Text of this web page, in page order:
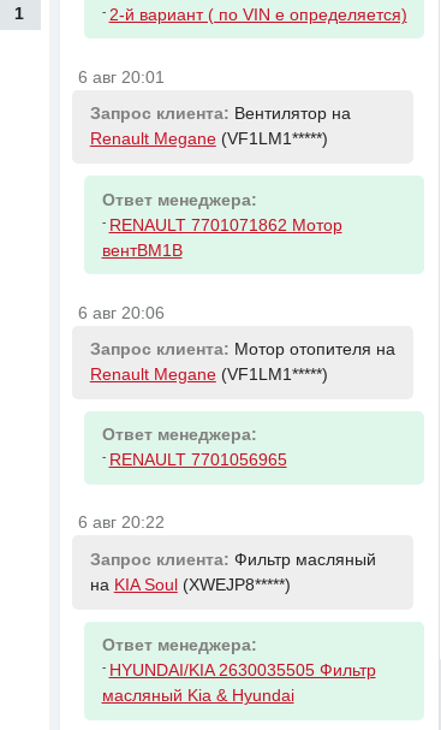
1 - 2-й вариант ( по VIN е определяется)
6 авг 20:01
Запрос клиента: Вентилятор на
Renault Megane(VF1LM1*****)
Ответ менеджера:
- RENAULT 7701071862 Мотор
вентBM1B
6 авг 20:06
Запрос клиента: Мотор отопителя на
Renault Megane(VF1LM1*****)
Ответ менеджера:
- RENAULT 7701056965
6 авг 20:22
Запрос клиента: Фильтр масляный
на KIA Soul (XWEJP8*****)
Ответ менеджера:
- HYUNDAI/KIA 2630035505 Фильтр
масляный Kia & Hyundai